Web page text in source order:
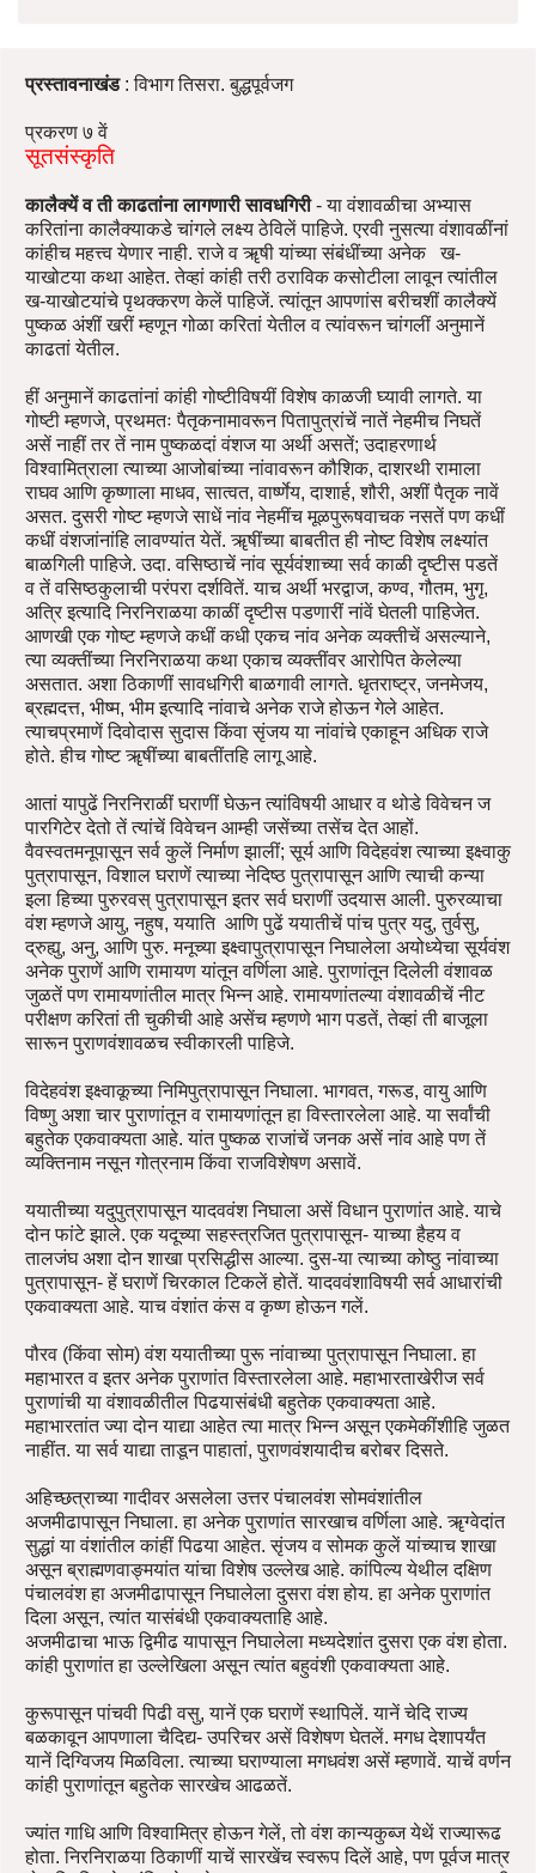
प्रस्तावनाखंड: विभाग तिसरा. बुद्धपूर्वजग
प्रकरण ७ वें
सूतसंस्कृति
कालैक्यें व ती काढतांना लागणारी सावधगिरी - या वंशावळीचा अभ्यास
करितांना कालैक्याकडे चांगले लक्ष्य ठेविलें पाहिजे. एरवी नुसत्या वंशावळींनां
कांहीच महत्त्व येणार नाही. राजे व ॠषी यांच्या संबंधींच्या अनेक ख-
याखोटया कथा आहेत. तेव्हां कांही तरी ठराविक कसोटीला लावून त्यांतील
ख-याखोटयांचे पृथक्करण केलें पाहिजें. त्यांतून आपणांस बरीचशीं कालैक्यें
पुष्कळ अंशीं खरीं म्हणून गोळा करितां येतील व त्यांवरून चांगलीं अनुमानें
काढतां येतील.
हीं अनुमानें काढतांनां कांही गोष्टीविषयीं विशेष काळजी घ्यावी लागते. या
गोष्टी म्हणजे, प्रथमतः पैतृकनामावरून पितापुत्रांचें नातें नेहमीच निघतें
असें नाहीं तर तें नाम पुष्कळदां वंशज या अर्थी असतें; उदाहरणार्थ
विश्वामित्राला त्याच्या आजोबांच्या नांवावरून कौशिक, दाशरथी रामाला
राघव आणि कृष्णाला माधव, सात्वत, वार्ष्णेय, दाशार्ह, शौरी, अशीं पैतृक नावें
असत. दुसरी गोष्ट म्हणजे साधें नांव नेहमींच मूळपुरूषवाचक नसतें पण कधीं
कधीं वंशजांनांहि लावण्यांत येतें. ॠषींच्या बाबतीत ही नोष्ट विशेष लक्ष्यांत
बाळगिली पाहिजे. उदा. वसिष्ठाचें नांव सूर्यवंशाच्या सर्व काळी दृष्टीस पडतें
व तें वसिष्ठकुलाची परंपरा दर्शवितें. याच अर्थी भरद्वाज, कण्व, गौतम, भुगृ,
अत्रि इत्यादि निरनिराळया काळीं दृष्टीस पडणारीं नांवें घेतली पाहिजेत.
आणखी एक गोष्ट म्हणजे कधीं कधी एकच नांव अनेक व्यक्तीचें असल्याने,
त्या व्यक्तींच्या निरनिराळया कथा एकाच व्यक्तींवर आरोपित केलेल्या
असतात. अशा ठिकाणीं सावधगिरी बाळगावी लागते. धृतराष्ट्र, जनमेजय,
ब्रह्मदत्त, भीष्म, भीम इत्यादि नांवाचे अनेक राजे होऊन गेले आहेत.
त्याचप्रमाणें दिवोदास सुदास किंवा सृंजय या नांवांचे एकाहून अधिक राजे
होते. हीच गोष्ट ॠषींच्या बाबतींतहि लागू आहे.
आतां यापुढें निरनिराळीं घराणीं घेऊन त्यांविषयी आधार व थोडे विवेचन ज
पारगिटेर देतो तें त्यांचें विवेचन आम्ही जसेंच्या तसेंच देत आहों.
वैवस्वतमनूपासून सर्व कुलें निर्माण झालीं; सूर्य आणि विदेहवंश त्याच्या इक्ष्वाकु
पुत्रापासून, विशाल घराणें त्याच्या नेदिष्ठ पुत्रापासून आणि त्याची कन्या
इला हिच्या पुरुरवस् पुत्रापासून इतर सर्व घराणीं उदयास आली. पुरुरव्याचा
वंश म्हणजे आयु, नहुष, ययाति आणि पुढें ययातीचें पांच पुत्र यदु, तुर्वसु,
द्रुह्यु, अनु, आणि पुरु. मनूच्या इक्ष्वापुत्रापासून निघालेला अयोध्येचा सूर्यवंश
अनेक पुराणें आणि रामायण यांतून वर्णिला आहे. पुराणांतून दिलेली वंशावळ
जुळतें पण रामायणांतील मात्र भिन्न आहे. रामायणांतल्या वंशावळीचें नीट
परीक्षण करितां ती चुकीची आहे असेंच म्हणणे भाग पडतें, तेव्हां ती बाजूला
सारून पुराणवंशावळच स्वीकारली पाहिजे.
विदेहवंश इक्ष्वाकूच्या निमिपुत्रापासून निघाला. भागवत, गरूड, वायु आणि
विष्णु अशा चार पुराणांतून व रामायणांतून हा विस्तारलेला आहे. या सर्वांची
बहुतेक एकवाक्यता आहे. यांत पुष्कळ राजांचें जनक असें नांव आहे पण तें
व्यक्तिनाम नसून गोत्रनाम किंवा राजविशेषण असावें.
ययातीच्या यदुपुत्रापासून यादववंश निघाला असें विधान पुराणांत आहे. याचे
दोन फांटे झाले. एक यदूच्या सहस्त्रजित पुत्रापासून- याच्या हैहय व
तालजंघ अशा दोन शाखा प्रसिद्धीस आल्या. दुस-या त्याच्या कोष्ठु नांवाच्या
पुत्रापासून- हें घराणें चिरकाल टिकलें होतें. यादववंशाविषयी सर्व आधारांची
एकवाक्यता आहे. याच वंशांत कंस व कृष्ण होऊन गलें.
पौरव (किंवा सोम) वंश ययातीच्या पुरू नांवाच्या पुत्रापासून निघाला. हा
महाभारत व इतर अनेक पुराणांत विस्तारलेला आहे. महाभारताखेरीज सर्व
पुराणांची या वंशावळीतील पिढयासंबंधी बहुतेक एकवाक्यता आहे.
महाभारतांत ज्या दोन याद्या आहेत त्या मात्र भिन्न असून एकमेकींशीहि जुळत
नाहींत. या सर्व याद्या ताडून पाहातां, पुराणवंशयादीच बरोबर दिसते.
अहिच्छत्राच्या गादीवर असलेला उत्तर पंचालवंश सोमवंशांतील
अजमीढापासून निघाला. हा अनेक पुराणांत सारखाच वर्णिला आहे. ॠग्वेदांत
सुद्धां या वंशांतील कांहीं पिढया आहेत. सृंजय व सोमक कुलें यांच्याच शाखा
असून ब्राह्मणवाङ्मयांत यांचा विशेष उल्लेख आहे. कांपिल्य येथील दक्षिण
पंचालवंश हा अजमीढापासून निघालेला दुसरा वंश होय. हा अनेक पुराणांत
दिला असून, त्यांत यासंबंधी एकवाक्यताहि आहे.
अजमीढाचा भाऊ द्विमीढ यापासून निघालेला मध्यदेशांत दुसरा एक वंश होता.
कांही पुराणांत हा उल्लेखिला असून त्यांत बहुवंशी एकवाक्यता आहे.
कुरूपासून पांचवी पिढी वसु, यानें एक घराणें स्थापिलें. यानें चेदि राज्य
बळकावून आपणाला चैदिद्य- उपरिचर असें विशेषण घेतलें. मगध देशापर्यंत
यानें दिग्विजय मिळविला. त्याच्या घराण्याला मगधवंश असें म्हणावें. याचें वर्णन
कांही पुराणांतून बहुतेक सारखेच आढळतें.
ज्यांत गाधि आणि विश्वामित्र होऊन गेलें, तो वंश कान्यकुब्ज येथें राज्यारूढ
होता. निरनिराळया ठिकाणीं याचें सारखेंच स्वरूप दिलें आहे, पण पूर्वज मात्र